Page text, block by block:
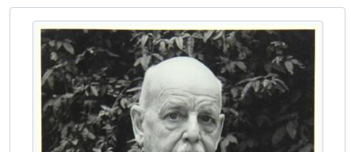
0011 - [Documentación relativa a la reproducción del David de Miguel Ángel localizada en Montevideo]
0012 - [Carpeta con documentación relativa al Monumento a Dámaso Antonio Larrañaga]
0013 - [Carpeta ''Miscelánea histórica'']
0014 - [Carpeta ''Decano de la Sección de Enseñanza Secundaria y Preparatoria de la Universidad. 1933-1935'']
0015 - [Carpeta ''IV Congreso Histórico Municipal Interamericano'']
0016 - [Carpeta ''Instituto Uruguayo de estudios preparatorios. Varios'']
0017 - ''León Battista Alberti'' por Eugenio Pilades Baroffio[Artículo]
0018 - [Carpeta ''La columna romana en la facultad de arquitectura'']